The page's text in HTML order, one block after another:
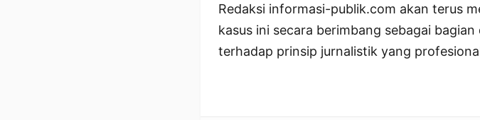
Redaksi informasi-publik.com akan terus
kasus ini secara berimbang sebagai
terhadap prinsip jurnalistik yang